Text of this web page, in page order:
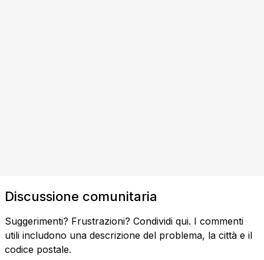
Discussione comunitaria
Suggerimenti? Frustrazioni? Condividi qui. I commenti
utili includono una descrizione del problema, la città e il
codice postale.